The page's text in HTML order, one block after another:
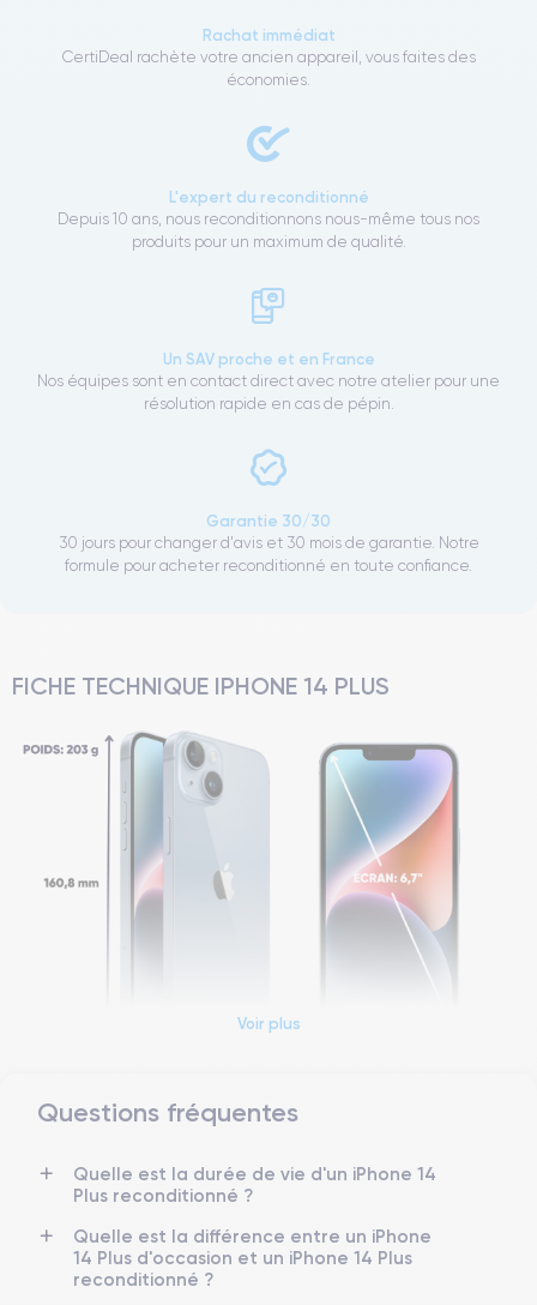
Rachat immédiat
CertiDeal rachète votre ancien appareil, vous faites des
économies.
L'expert du reconditionné
Depuis 10 ans, nous reconditionnons nous-même tous nos
produits pour un maximum de qualité.
Un SAV proche et en France
Nos équipes sont en contact direct avec notre atelier pour une
résolution rapide en cas de pépin.
Garantie 30/30
30 jours pour changer d'avis et 30 mois de garantie. Notre
formule pour acheter reconditionné en toute confiance.
FICHE TECHNIQUE IPHONE 14 PLUS
Dimensions et poids iPhone 14 Plus
Date de sortie
7/09/2022
Système exploitation
Dimensions
160.8×78.1×7.8 mm
Poids
Voir plus
Questions fréquentes
Quelle est la durée de vie d'un iPhone 14
Plus reconditionné ?
Quelle est la différence entre un iPhone
14 Plus d'occasion et un iPhone 14 Plus
reconditionné ?